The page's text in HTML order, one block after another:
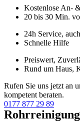
Kostenlose An-
20 bis 30 Min.
24h Service,
Schnelle Hilfe
Preiswert,
Rund um Haus,
Rufen Sie uns jetzt an
kompetent beraten.
0177 877 29 89